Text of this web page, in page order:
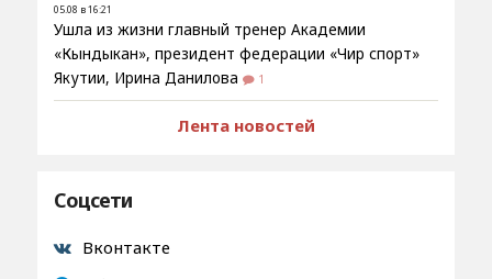
05.08 в 16:21
Ушла из жизни главный тренер Академии
«Кындыкан», президент федерации «Чир спорт»
Якутии, Ирина Данилова
1
Лента новостей
Соцсети
Вконтакте